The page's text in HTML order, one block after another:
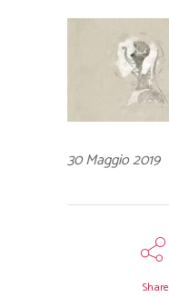
30 Maggio 2019
Share